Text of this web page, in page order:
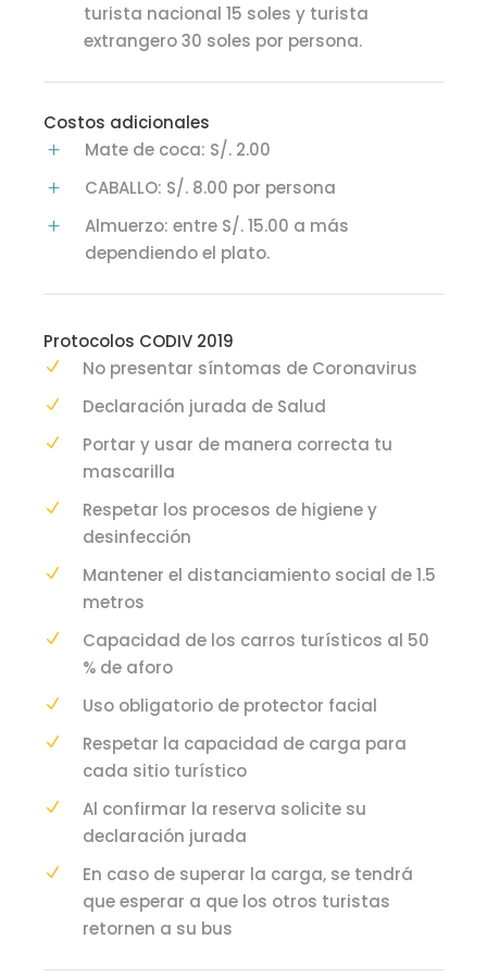
turista nacional 15 soles y turista
extrangero 30 soles por persona.
Costos adicionales
Mate de coca: S/. 2.00
CABALLO: S/. 8.00 por persona
Almuerzo: entre S/. 15.00 a más
dependiendo el plato.
Protocolos CODIV 2019
No presentar síntomas de Coronavirus
Declaración jurada de Salud
Portar y usar de manera correcta tu
mascarilla
Respetar los procesos de higiene y
desinfección
Mantener el distanciamiento social de 1.5
metros
Capacidad de los carros turísticos al 50
% de aforo
Uso obligatorio de protector facial
Respetar la capacidad de carga para
cada sitio turístico
Al confirmar la reserva solicite su
declaración jurada
En caso de superar la carga, se tendrá
que esperar a que los otros turistas
retornen a su bus